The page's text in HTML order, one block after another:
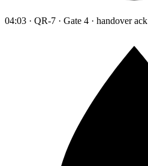
04:03 · QR-7 · Gate 4 · handover ack